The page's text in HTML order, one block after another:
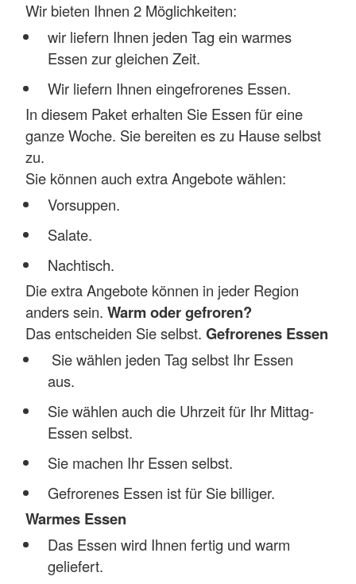
Wir bieten Ihnen 2 Möglichkeiten:
wir liefern Ihnen jeden Tag ein warmes
Essen zur gleichen Zeit.
Wir liefern Ihnen eingefrorenes Essen.
In diesem Paket erhalten Sie Essen für eine
ganze Woche. Sie bereiten es zu Hause selbst
zu.
Sie können auch extra Angebote wählen:
Vorsuppen.
Salate.
Nachtisch.
Die extra Angebote können in jeder Region
anders sein. Warm oder gefroren?
Das entscheiden Sie selbst. Gefrorenes Essen
Sie wählen jeden Tag selbst Ihr Essen
aus.
Sie wählen auch die Uhrzeit für Ihr Mittag-
Essen selbst.
Sie machen Ihr Essen selbst.
Gefrorenes Essen ist für Sie billiger.
Warmes Essen
Das Essen wird Ihnen fertig und warm
geliefert.